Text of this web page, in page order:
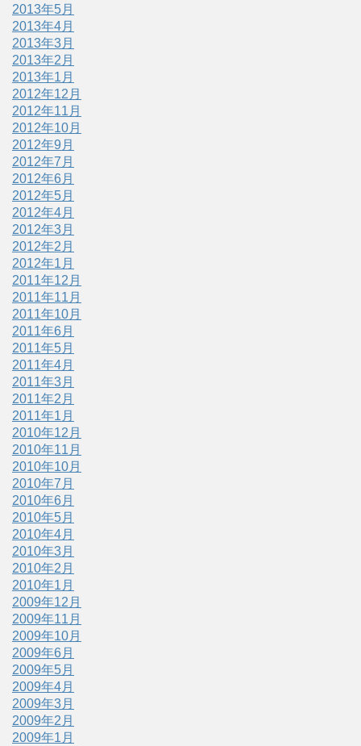
2013年5月
2013年4月
2013年3月
2013年2月
2013年1月
2012年12月
2012年11月
2012年10月
2012年9月
2012年7月
2012年6月
2012年5月
2012年4月
2012年3月
2012年2月
2012年1月
2011年12月
2011年11月
2011年10月
2011年6月
2011年5月
2011年4月
2011年3月
2011年2月
2011年1月
2010年12月
2010年11月
2010年10月
2010年7月
2010年6月
2010年5月
2010年4月
2010年3月
2010年2月
2010年1月
2009年12月
2009年11月
2009年10月
2009年6月
2009年5月
2009年4月
2009年3月
2009年2月
2009年1月